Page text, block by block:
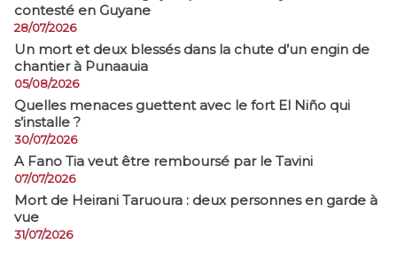
contesté en Guyane
28/07/2026
​Un mort et deux blessés dans la chute d’un engin de
chantier à Punaauia
05/08/2026
Quelles menaces guettent avec le fort El Niño qui
s’installe ?
30/07/2026
A Fano Tia veut être remboursé par le Tavini
07/07/2026
Mort de Heirani Taruoura : deux personnes en garde à
vue
31/07/2026